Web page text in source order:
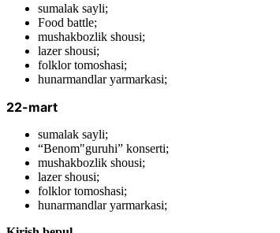
sumalak sayli;
Food battle;
mushakbozlik shousi;
lazer shousi;
folklor tomoshasi;
hunarmandlar yarmarkasi;
22-mart
sumalak sayli;
“Benom"guruhi” konserti;
mushakbozlik shousi;
lazer shousi;
folklor tomoshasi;
hunarmandlar yarmarkasi;